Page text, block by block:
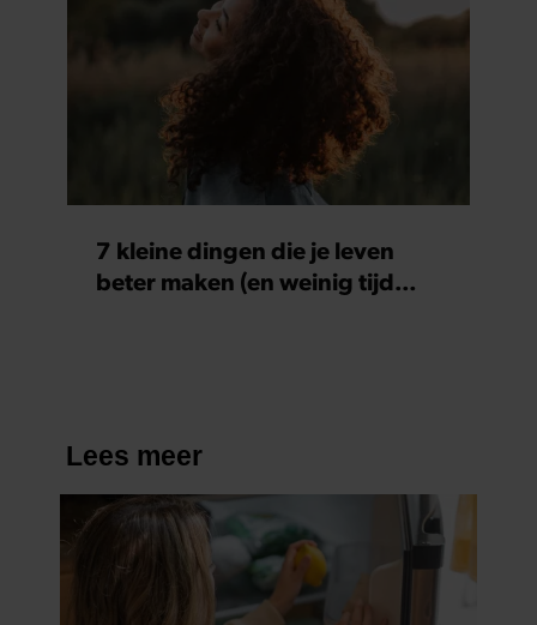
7 kleine dingen die je leven
beter maken (en weinig tijd